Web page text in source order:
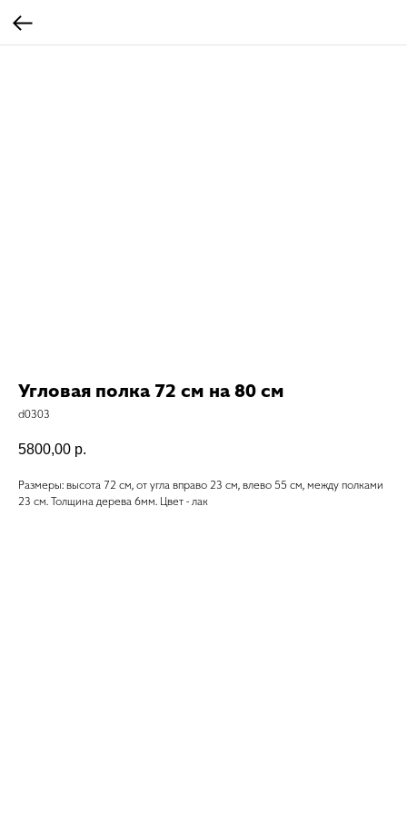
Угловая полка 72 см на 80 см
d0303
5800,00 р.
Размеры: высота 72 см, от угла вправо 23 см, влево 55 см, между полками
23 см. Толщина дерева 6мм. Цвет - лак